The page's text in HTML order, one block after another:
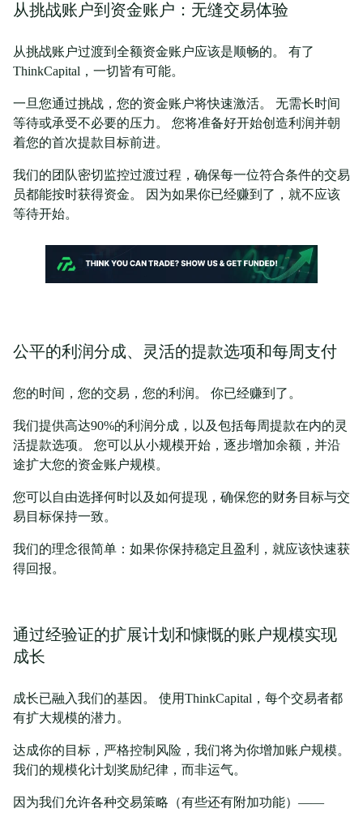
从挑战账户到资金账户：无缝交易体验
从挑战账户过渡到全额资金账户应该是顺畅的。 有了
ThinkCapital，一切皆有可能。
一旦您通过挑战，您的资金账户将快速激活。 无需长时间
等待或承受不必要的压力。 您将准备好开始创造利润并朝
着您的首次提款目标前进。
我们的团队密切监控过渡过程，确保每一位符合条件的交易
员都能按时获得资金。 因为如果你已经赚到了，就不应该
等待开始。
公平的利润分成、灵活的提款选项和每周支付
您的时间，您的交易，您的利润。 你已经赚到了。
我们提供高达90%的利润分成，以及包括每周提款在内的灵
活提款选项。 您可以从小规模开始，逐步增加余额，并沿
途扩大您的资金账户规模。
您可以自由选择何时以及如何提现，确保您的财务目标与交
易目标保持一致。
我们的理念很简单：如果你保持稳定且盈利，就应该快速获
得回报。
通过经验证的扩展计划和慷慨的账户规模实现
成长
成长已融入我们的基因。 使用ThinkCapital，每个交易者都
有扩大规模的潜力。
达成你的目标，严格控制风险，我们将为你增加账户规模。
我们的规模化计划奖励纪律，而非运气。
因为我们允许各种交易策略（有些还有附加功能）——